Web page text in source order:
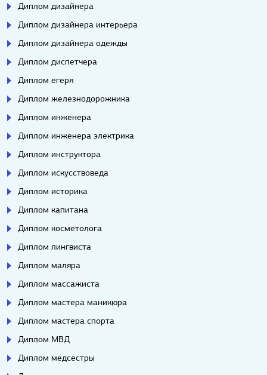
Диплом дизайнера
Диплом дизайнера интерьера
Диплом дизайнера одежды
Диплом диспетчера
Диплом егеря
Диплом железнодорожника
Диплом инженера
Диплом инженера электрика
Диплом инструктора
Диплом искусствоведа
Диплом историка
Диплом капитана
Диплом косметолога
Диплом лингвиста
Диплом маляра
Диплом массажиста
Диплом мастера маникюра
Диплом мастера спорта
Диплом МВД
Диплом медсестры